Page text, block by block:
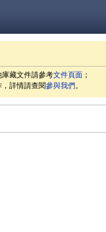
藏文件請參考文件頁面 ；
詳情請查閱參與我們。